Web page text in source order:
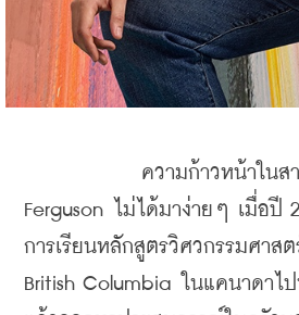
Ferguson ไม่ได้มาง่ายๆ เมื่อปี
การเรียนหลักสูตรวิศวกรรมศาส
British Columbia ในแคนาดาไ